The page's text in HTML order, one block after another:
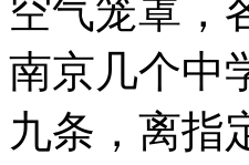
空气笼罩，
南京几个中
九条，离指